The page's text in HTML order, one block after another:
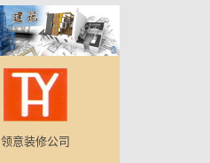
领意装修公司